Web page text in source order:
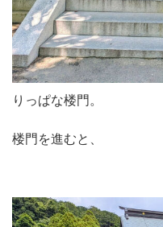
りっぱな楼門。
楼門を進むと、